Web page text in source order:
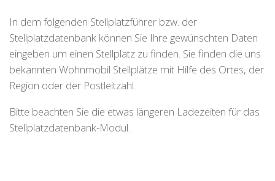
In dem folgenden Stellplatzführer bzw. der
Stellplatzdatenbank können Sie Ihre gewünschten Daten
eingeben um einen Stellplatz zu finden. Sie finden die uns
bekannten Wohnmobil Stellplätze mit Hilfe des Ortes, der
Region oder der Postleitzahl.
Bitte beachten Sie die etwas längeren Ladezeiten für das
Stellplatzdatenbank-Modul.